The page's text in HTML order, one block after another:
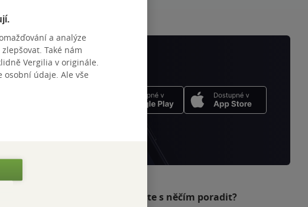
Potřebujete s něčím poradit?
a analýze
Také nám
Vergilia v originále.
údaje. Ale vše